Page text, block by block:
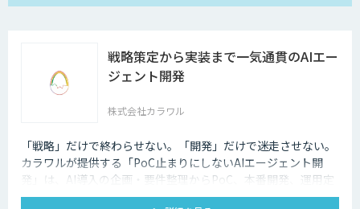
戦略策定から実装まで一気通貫のAIエー
ジェント開発
株式会社カラワル
「戦略」だけで終わらせない。「開発」だけで迷走させない。
カラワルが提供する「PoC止まりにしないAIエージェント開
発」は、AI導入の企画・要件整理からPoC、本番開発、運用定
着までを一気通貫で支援する受託開発サービスです。